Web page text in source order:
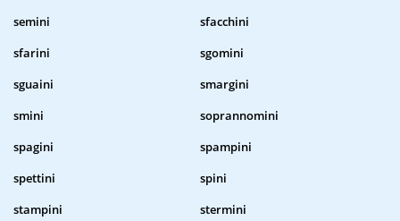
semini
sfacchini
sfarini
sgomini
sguaini
smargini
smini
soprannomini
spagini
spampini
spettini
spini
stampini
stermini